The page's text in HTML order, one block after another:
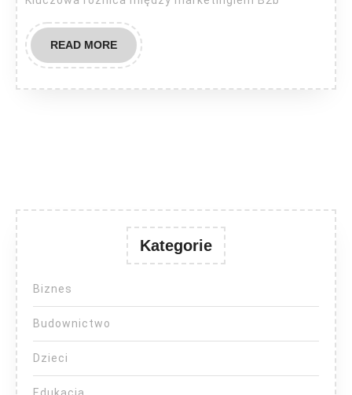
READ MOREREAD
MORE
Kategorie
Biznes
Budownictwo
Dzieci